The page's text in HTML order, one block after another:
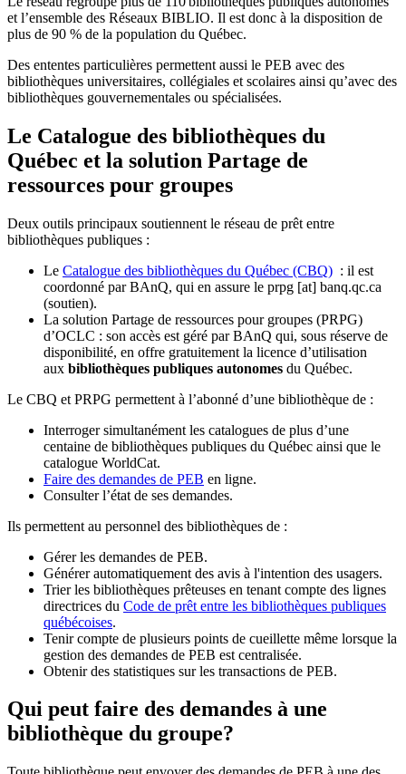
et l’ensemble des Réseaux BIBLIO. Il est donc à la disposition de
plus de 90 % de la population du Québec.
Des ententes particulières permettent aussi le PEB avec des
bibliothèques universitaires, collégiales et scolaires ainsi qu’avec des
bibliothèques gouvernementales ou spécialisées.
Le Catalogue des bibliothèques du
Québec et la solution Partage de
ressources pour groupes
Deux outils principaux soutiennent le réseau de prêt entre
bibliothèques publiques :
Le Catalogue des bibliothèques du Québec (CBQ) : il est
coordonné par BAnQ, qui en assure le prpg [at] banq.qc.ca
(soutien).
La solution Partage de ressources pour groupes (PRPG)
d’OCLC : son accès est géré par BAnQ qui, sous réserve de
disponibilité, en offre gratuitement la licence d’utilisation
aux bibliothèques publiques autonomes du Québec.
Le CBQ et PRPG permettent à l’abonné d’une bibliothèque de :
Interroger simultanément les catalogues de plus d’une
centaine de bibliothèques publiques du Québec ainsi que le
catalogue WorldCat.
Faire des demandes de PEB en ligne.
Consulter l’état de ses demandes.
Ils permettent au personnel des bibliothèques de :
Gérer les demandes de PEB.
Générer automatiquement des avis à l'intention des usagers.
Trier les bibliothèques prêteuses en tenant compte des lignes
directrices du Code de prêt entre les bibliothèques publiques
québécoises.
Tenir compte de plusieurs points de cueillette même lorsque la
gestion des demandes de PEB est centralisée.
Obtenir des statistiques sur les transactions de PEB.
Qui peut faire des demandes à une
bibliothèque du groupe?